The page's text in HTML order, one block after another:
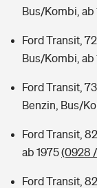
Bus/Kombi, ab
Ford Transit, 72
Bus/Kombi, ab
Ford Transit,
Benzin, Bus/
Ford Transit,
ab 1975(0928
Ford Transit,